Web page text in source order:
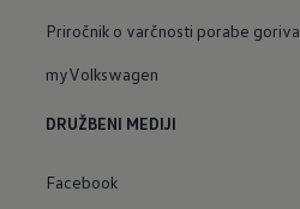
Priročnik o varčnosti porabe goriva
myVolkswagen
DRUŽBENI MEDIJI
Facebook